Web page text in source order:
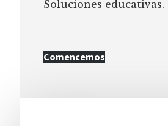
Soluciones educativas.
Comencemos